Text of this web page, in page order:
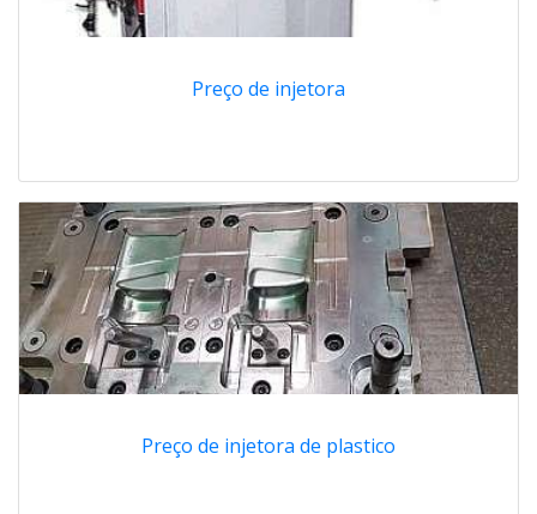
Preço de injetora
Preço de injetora de plastico